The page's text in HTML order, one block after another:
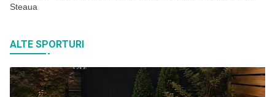
Steaua
ALTE SPORTURI